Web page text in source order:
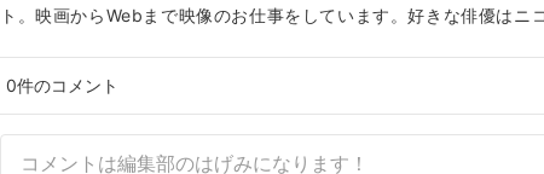
ト。映画からWebまで映像のお仕事をしています。好きな俳優はニ
0件のコメント